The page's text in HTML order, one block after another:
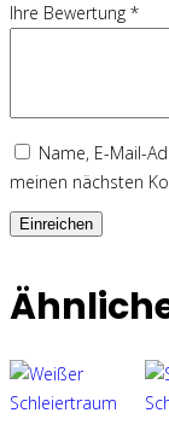
Ihre Bewertung *
Name, E-Mail-
meinen nächsten